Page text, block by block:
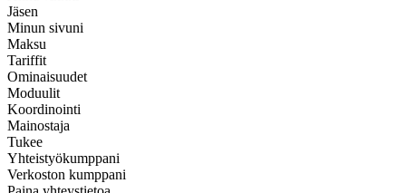
Jäsen
Minun sivuni
Maksu
Tariffit
Ominaisuudet
Moduulit
Koordinointi
Mainostaja
Tukee
Yhteistyökumppani
Verkoston kumppani